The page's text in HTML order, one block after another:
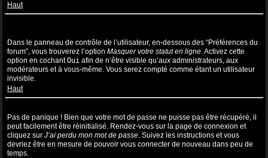
Haut
Dans le panneau de contrôle de l’utilisateur, en-dessous des “Préférences du
forum”, vous trouverez l’option Masquer votre statut en ligne. Activez cette
option en cochantOui afin de n’être visible qu’aux administrateurs, aux
modérateurs et à vous-même. Vous serez compté comme étant un utilisateur
invisible.
Haut
Pas de panique ! Bien que votre mot de passe ne puisse pas être récupéré, il
peut facilement être réinitialisé. Rendez-vous sur la page de connexion et
cliquez sur J’ai perdu mon mot de passe. Suivez les instructions et vous
devriez être en mesure de pouvoir vous connecter de nouveau dans peu de
temps.